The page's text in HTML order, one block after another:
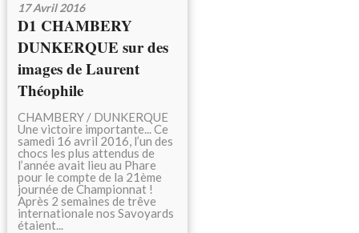
17 Avril 2016
D1 CHAMBERY
DUNKERQUE sur des
images de Laurent
Théophile
CHAMBERY / DUNKERQUE
Une victoire importante... Ce
samedi 16 avril 2016, l’un des
chocs les plus attendus de
l’année avait lieu au Phare
pour le compte de la 21ème
journée de Championnat !
Après 2 semaines de trêve
internationale nos Savoyards
étaient...